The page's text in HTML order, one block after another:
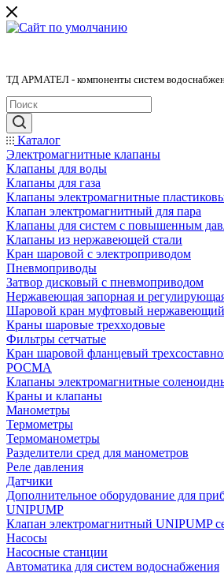
ТД АРМАТЕЛ - компоненты систем
Каталог
Электромагнитные клапаны
Клапаны для воды
Клапаны для газа
Клапаны электромагнитные
Клапан электромагнитный для пара
Клапаны для систем с повышенным
Клапаны из нержавеющей стали
Кран шаровой с электроприводом
Пневмоприводы
Затвор дисковый с пневмоприводом
Нержавеющая запорная и
Шаровой кран муфтовый нержавеющий
Краны шаровые трехходовые
Фильтры сетчатые
Кран шаровой фланцевый
РОСМА
Клапаны электромагнитные
Краны и клапаны
Манометры
Термометры
Термоманометры
Разделители сред для манометров
Реле давления
Датчики
Дополнительное оборудование для
UNIPUMP
Клапан электромагнитный UNIPUMP
Насосы
Насосные станции
Автоматика для систем водоснабжения